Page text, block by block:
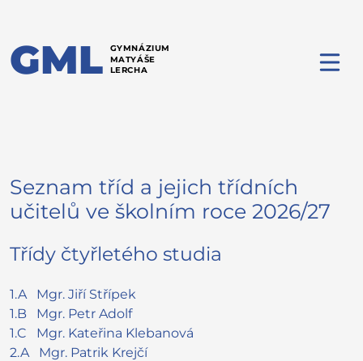
GML GYMNÁZIUM
MATYÁŠE
LERCHA
Seznam tříd a jejich třídních
učitelů ve školním roce 2026/27
Třídy čtyřletého studia
1.A Mgr. Jiří Střípek
1.B Mgr. Petr Adolf
1.C Mgr. Kateřina Klebanová
2.A Mgr. Patrik Krejčí